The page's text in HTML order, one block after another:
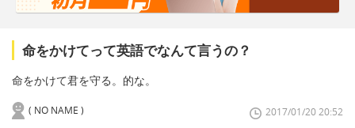
命をかけてって英語でなんて言うの？
命をかけて君を守る。的な。
( NO NAME ) 2017/01/20 20:52